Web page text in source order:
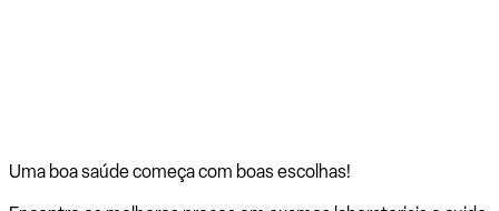
Uma boa saúde começa com boas escolhas!